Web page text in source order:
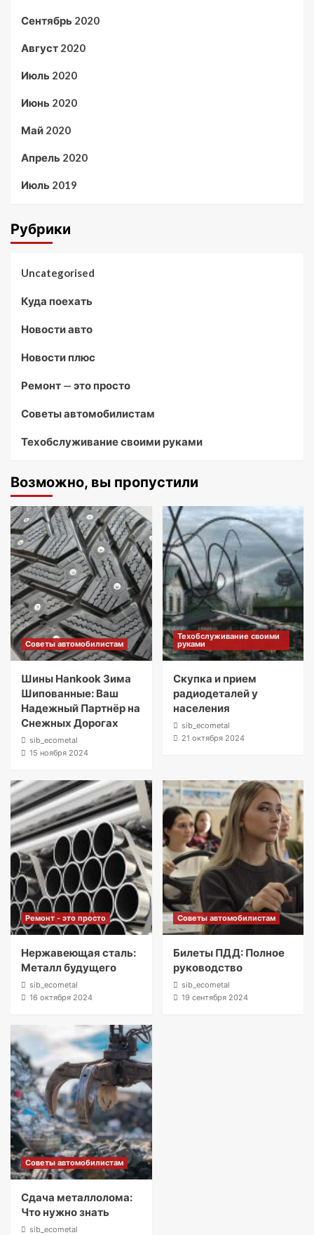
Сентябрь 2020
Август 2020
Июль 2020
Июнь 2020
Май 2020
Апрель 2020
Июль 2019
Рубрики
Uncategorised
Куда поехать
Новости авто
Новости плюс
Ремонт — это просто
Советы автомобилистам
Техобслуживание своими руками
Возможно, вы пропустили
Советы автомобилистам
Шины Hankook Зима
Шипованные: Ваш
Надежный Партнёр на
Снежных Дорогах
sib_ecometal
15 ноября 2024
Техобслуживание своими
руками
Скупка и прием
радиодеталей у
населения
sib_ecometal
21 октября 2024
Ремонт - это просто
Нержавеющая сталь:
Металл будущего
sib_ecometal
16 октября 2024
Советы автомобилистам
Билеты ПДД: Полное
руководство
sib_ecometal
19 сентября 2024
Советы автомобилистам
Сдача металлолома:
Что нужно знать
sib_ecometal